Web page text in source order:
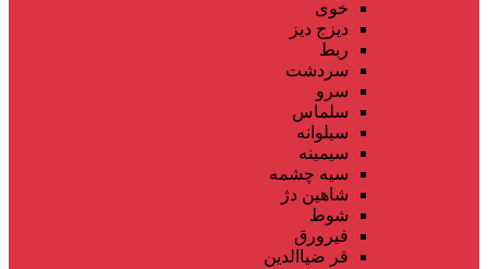
خوی
دیزج دیز
ربط
سردشت
سرو
سلماس
سیلوانه
سیمینه
سیه چشمه
شاهین دژ
شوط
فیرورق
قر ضیاالدین